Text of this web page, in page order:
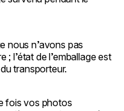
nous n’avons pas
; l’état de l’emballage est
transporteur.
fois vos photos